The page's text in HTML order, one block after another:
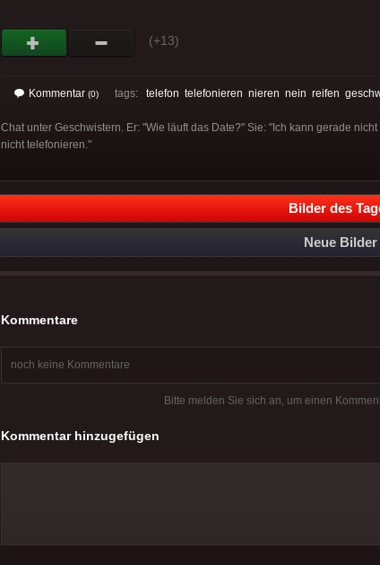
(+13)
Kommentar (0) tags: telefon telefonieren nieren nein reifen
Chat unter Geschwistern. Er: "Wie läuft das Date?" Sie: "Ich kann gerade
nicht telefonieren."
Bilder des
Neue Bilder
Kommentare
noch keine Kommentare
Bitte melden Sie sich an, um einen
Kommentar hinzugefügen